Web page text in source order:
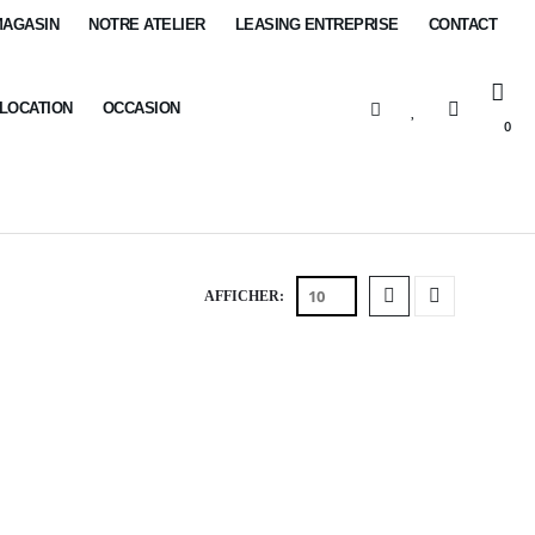
NOTRE ATELIER LEASING ENTREPRISE CONTACT
OCCASION
0
AFFICHER: